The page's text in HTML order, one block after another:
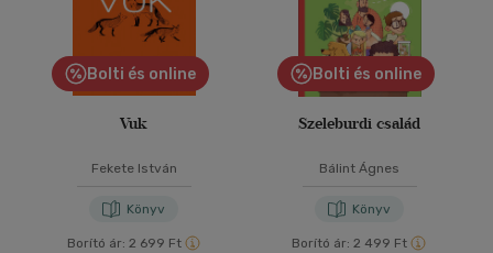
Bolti és online
Vuk
Fekete István
Könyv
Borító ár: 2 699 Ft
Bolti és online
Szeleburdi család
Bálint Ágnes
Könyv
Borító ár: 2 499 Ft